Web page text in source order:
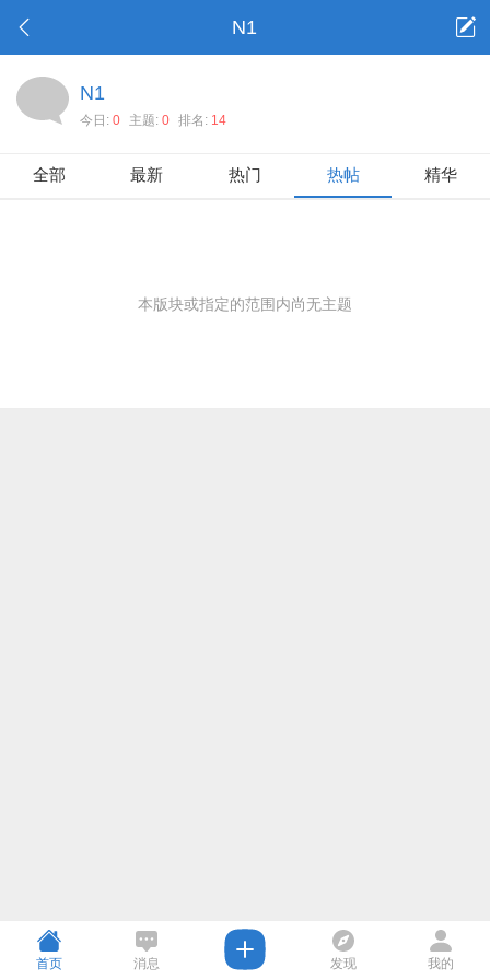
N1
N1
今日: 0 主题: 0 排名: 14
全部 最新 热门 热帖 精华
本版块或指定的范围内尚无主题
首页 消息 发现 我的